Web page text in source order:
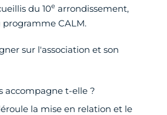
du 10e arrondissement,
CALM.
sur l'association et son
accompagne t-elle ?
la mise en relation et le